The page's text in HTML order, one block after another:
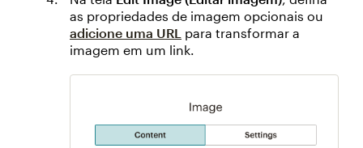
as propriedades de imagem opcionais ou
adicione uma URL para transformar a
imagem em um link.